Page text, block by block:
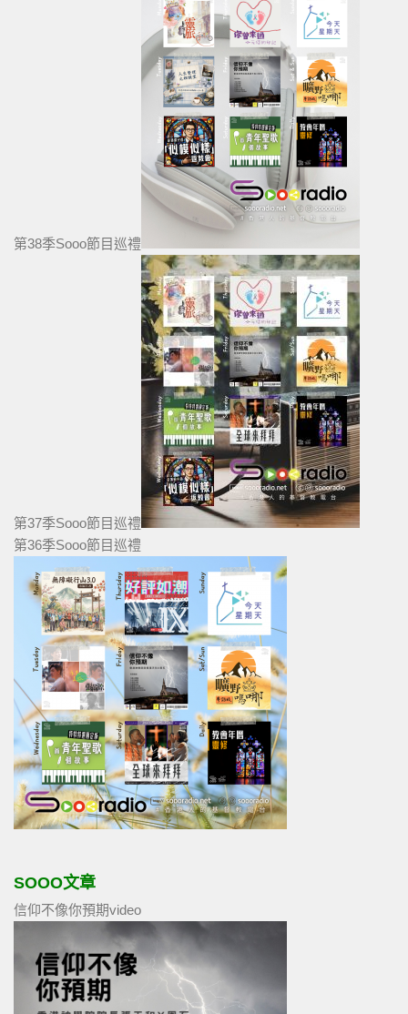
第38季Sooo節目巡禮
第37季Sooo節目巡禮
第36季Sooo節目巡禮
SOOO文章
信仰不像你預期video